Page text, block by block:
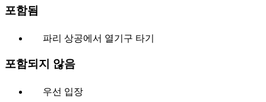
포함됨
파리 상공에서 열기구 타기
포함되지 않음
우선 입장